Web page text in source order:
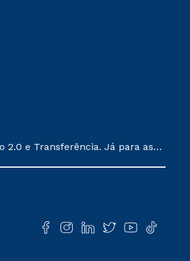
2.0 e Transferência. Já para as
no contrato de prestação de